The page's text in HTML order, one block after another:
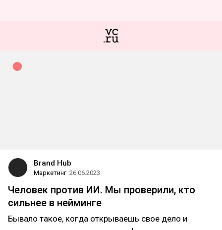
Brand Hub
Маркетинг 26.06.2023
Человек против ИИ. Мы проверили, кто
сильнее в нейминге
Бывало такое, когда открываешь свое дело и